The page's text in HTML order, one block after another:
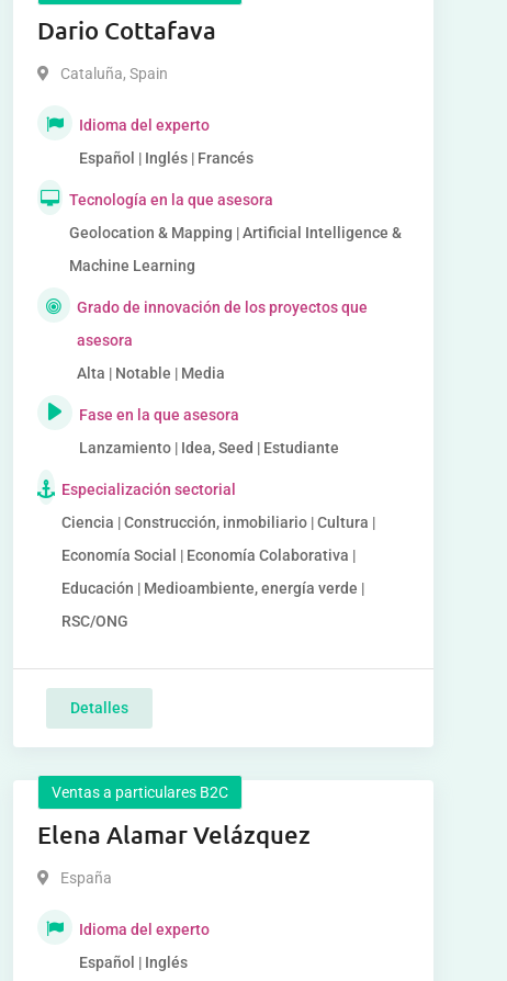
Dario Cottafava
Cataluña, Spain
Idioma del experto
Español | Inglés | Francés
Tecnología en la que asesora
Geolocation & Mapping | Artificial Intelligence &
Machine Learning
Grado de innovación de los proyectos que
asesora
Alta | Notable | Media
Fase en la que asesora
Lanzamiento | Idea, Seed | Estudiante
Especialización sectorial
Ciencia | Construcción, inmobiliario | Cultura |
Economía Social | Economía Colaborativa |
Educación | Medioambiente, energía verde |
RSC/ONG
Detalles
Ventas a particulares B2C
Elena Alamar Velázquez
España
Idioma del experto
Español | Inglés